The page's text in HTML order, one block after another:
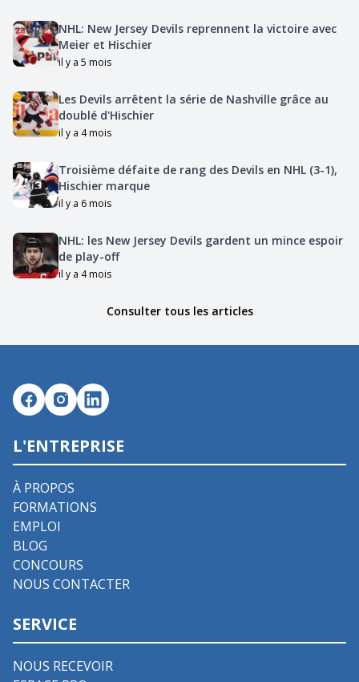
NHL: New Jersey Devils reprennent la victoire avec
Meier et Hischier
il y a 5 mois
Les Devils arrêtent la série de Nashville grâce au
doublé d'Hischier
il y a 4 mois
Troisième défaite de rang des Devils en NHL (3-1),
Hischier marque
il y a 6 mois
NHL: les New Jersey Devils gardent un mince espoir
de play-off
il y a 4 mois
Consulter tous les articles
L'ENTREPRISE
À PROPOS
FORMATIONS
EMPLOI
BLOG
CONCOURS
NOUS CONTACTER
SERVICE
NOUS RECEVOIR